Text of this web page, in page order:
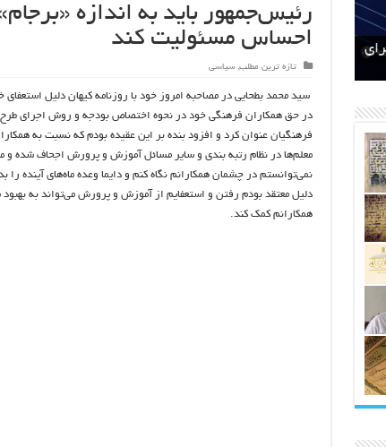
رئیس‌جمهور باید به اندازه
احساس مسئولیت کند
تازه ترین مطلب,سیاسی
سید محمد بطحایی در مصاحبه امروز خود با روزنامه کیهان دلیل استعفای
در حق همکاران فرهنگی خود در نحوه اختصاص بودجه و روش اجرای طرح
فرهنگیان عنوان کرد و افزود بنده بر این عقیده بودم که نسبت به
معلم‌ها در نظام رتبه بندی و سایر مسائل آموزش و پرورش اجحاف شده و
نمی‌توانستم در چشمان همکارانم نگاه کنم و دايما وعده ماه‌های آینده را
دلیل معتقد بودم رفتن و استعفایم از آموزش و پرورش می‌تواند به بهبود
همکارانم کمک کند.
مالکان اراضی شاهنامه ۳۵